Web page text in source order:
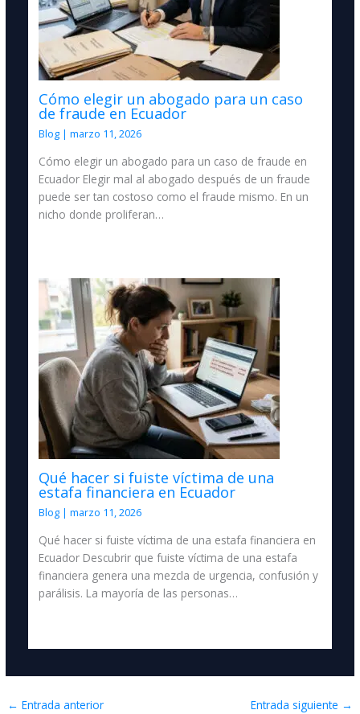
Cómo elegir un abogado para un caso
de fraude en Ecuador
Blog |marzo 11, 2026
Cómo elegir un abogado para un caso de fraude en
Ecuador Elegir mal al abogado después de un fraude
puede ser tan costoso como el fraude mismo. En un
nicho donde proliferan…
Qué hacer si fuiste víctima de una
estafa financiera en Ecuador
Blog |marzo 11, 2026
Qué hacer si fuiste víctima de una estafa financiera en
Ecuador Descubrir que fuiste víctima de una estafa
financiera genera una mezcla de urgencia, confusión y
parálisis. La mayoría de las personas…
← Entrada anterior Entrada siguiente →